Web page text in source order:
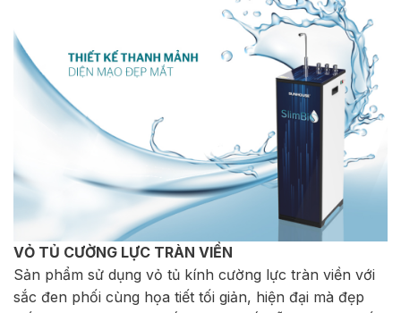
VỎ TỦ CƯỜNG LỰC TRÀN VIỀN
Sản phẩm sử dụng vỏ tủ kính cường lực tràn viền với
sắc đen phối cùng họa tiết tối giản, hiện đại mà đẹp